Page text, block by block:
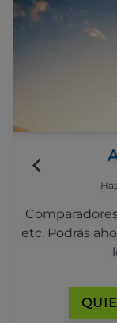
etc. Podrás